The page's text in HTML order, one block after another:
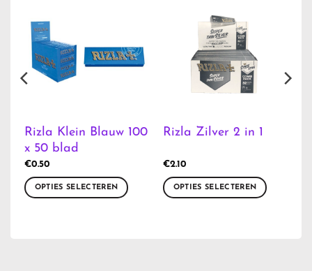
Rizla Klein Blauw 100
x 50 blad
€0.50
OPTIES SELECTEREN
Rizla Zilver 2 in 1
€2.10
OPTIES SELECTEREN